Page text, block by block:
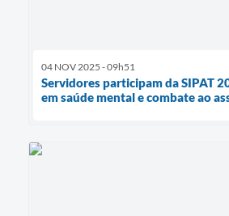
04 NOV 2025 - 09h51
Servidores participam da SIPAT
em saúde mental e combate ao